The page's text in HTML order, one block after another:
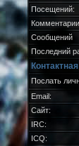
Посещений:
Сообщений
Последний
Послать
Email:
Сайт:
IRC:
ICQ: